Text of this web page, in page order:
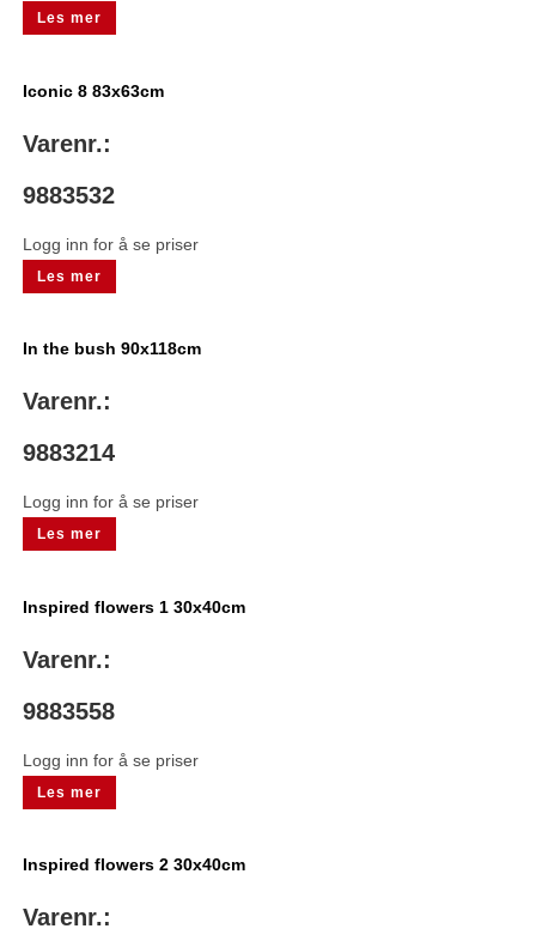
Les mer
Iconic 8 83x63cm
Varenr.:
9883532
Logg inn for å se priser
Les mer
In the bush 90x118cm
Varenr.:
9883214
Logg inn for å se priser
Les mer
Inspired flowers 1 30x40cm
Varenr.:
9883558
Logg inn for å se priser
Les mer
Inspired flowers 2 30x40cm
Varenr.: